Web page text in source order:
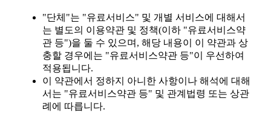
"단체"는 "유료서비스" 및 개별 서비스에 대해서
는 별도의 이용약관 및 정책(이하 "유료서비스약
관 등")을 둘 수 있으며, 해당 내용이 이 약관과 상
충할 경우에는 "유료서비스약관 등"이 우선하여
적용됩니다.
이 약관에서 정하지 아니한 사항이나 해석에 대해
서는 "유료서비스약관 등" 및 관계법령 또는 상관
례에 따릅니다.